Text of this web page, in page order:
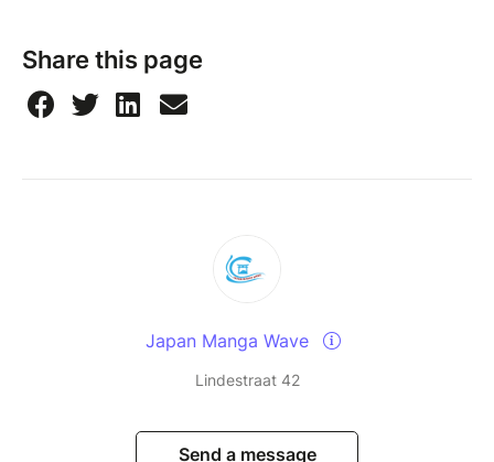
Share this page
Japan Manga Wave
Lindestraat 42
Send a message